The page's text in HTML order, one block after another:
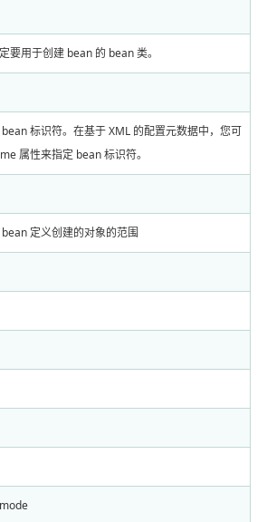
要用于创建 bean 的 bean 类。
标识符。在基于 XML 的配置元数据中，您可
属性来指定 bean 标识符。
定义创建的对象的范围